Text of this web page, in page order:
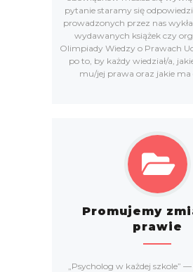
pytanie staramy się
prowadzonych przez nas
wydawanych książek czy
Olimpiady Wiedzy o Prawach
po to, by każdy wiedział/a,
mu/jej prawa oraz jakie
Promujemy
prawie
„Psycholog w każdej szkole” —